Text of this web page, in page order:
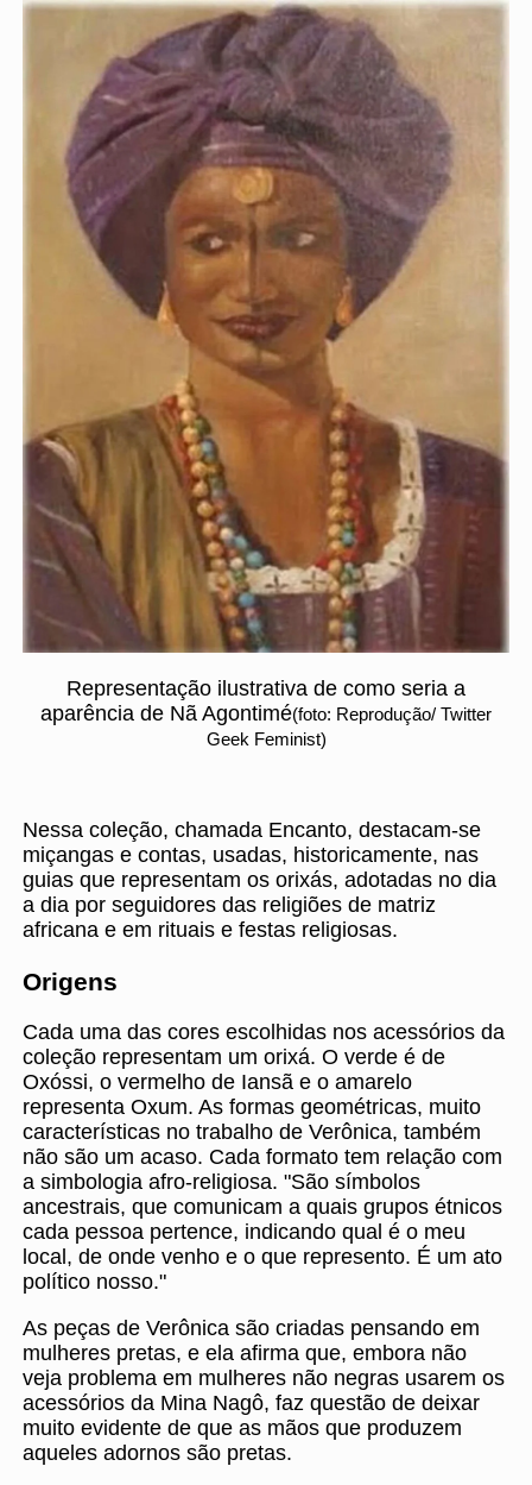
Representação ilustrativa de como seria a
aparência de Nã Agontimé(foto: Reprodução/ Twitter
Geek Feminist)
Nessa coleção, chamada Encanto, destacam-se
miçangas e contas, usadas, historicamente, nas
guias que representam os orixás, adotadas no dia
a dia por seguidores das religiões de matriz
africana e em rituais e festas religiosas.
Origens
Cada uma das cores escolhidas nos acessórios da
coleção representam um orixá. O verde é de
Oxóssi, o vermelho de Iansã e o amarelo
representa Oxum. As formas geométricas, muito
características no trabalho de Verônica, também
não são um acaso. Cada formato tem relação com
a simbologia afro-religiosa. "São símbolos
ancestrais, que comunicam a quais grupos étnicos
cada pessoa pertence, indicando qual é o meu
local, de onde venho e o que represento. É um ato
político nosso."
As peças de Verônica são criadas pensando em
mulheres pretas, e ela afirma que, embora não
veja problema em mulheres não negras usarem os
acessórios da Mina Nagô, faz questão de deixar
muito evidente de que as mãos que produzem
aqueles adornos são pretas.